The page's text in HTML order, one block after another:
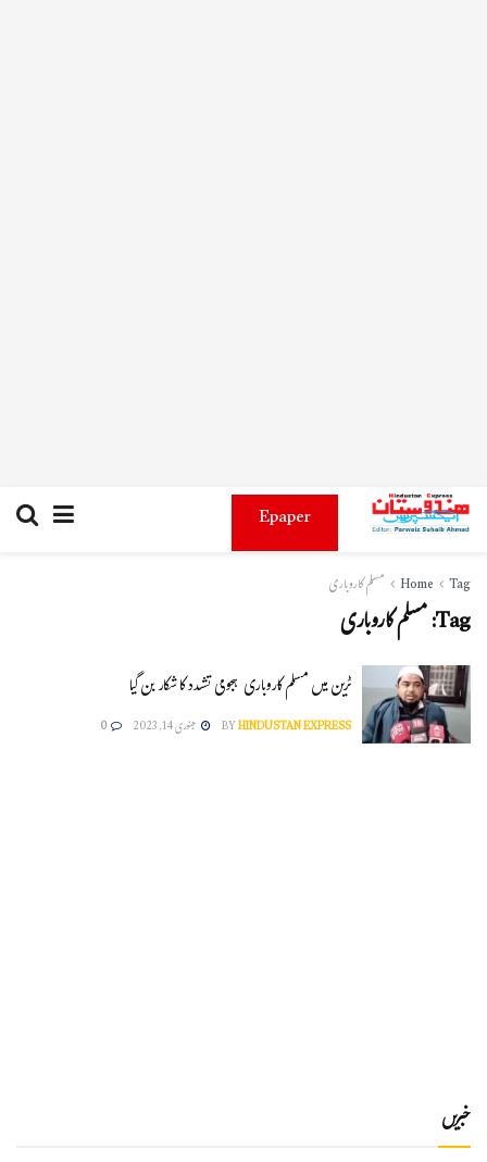
Epaper
Home Tag مسلم کاروباری
Tag:مسلم کاروباری
ٹرین میں مسلم کاروباری ہجومی تشدد کا شکار بن گیا
BYHINDUSTAN EXPRESS جنوری 14, 2023 0
خبریں